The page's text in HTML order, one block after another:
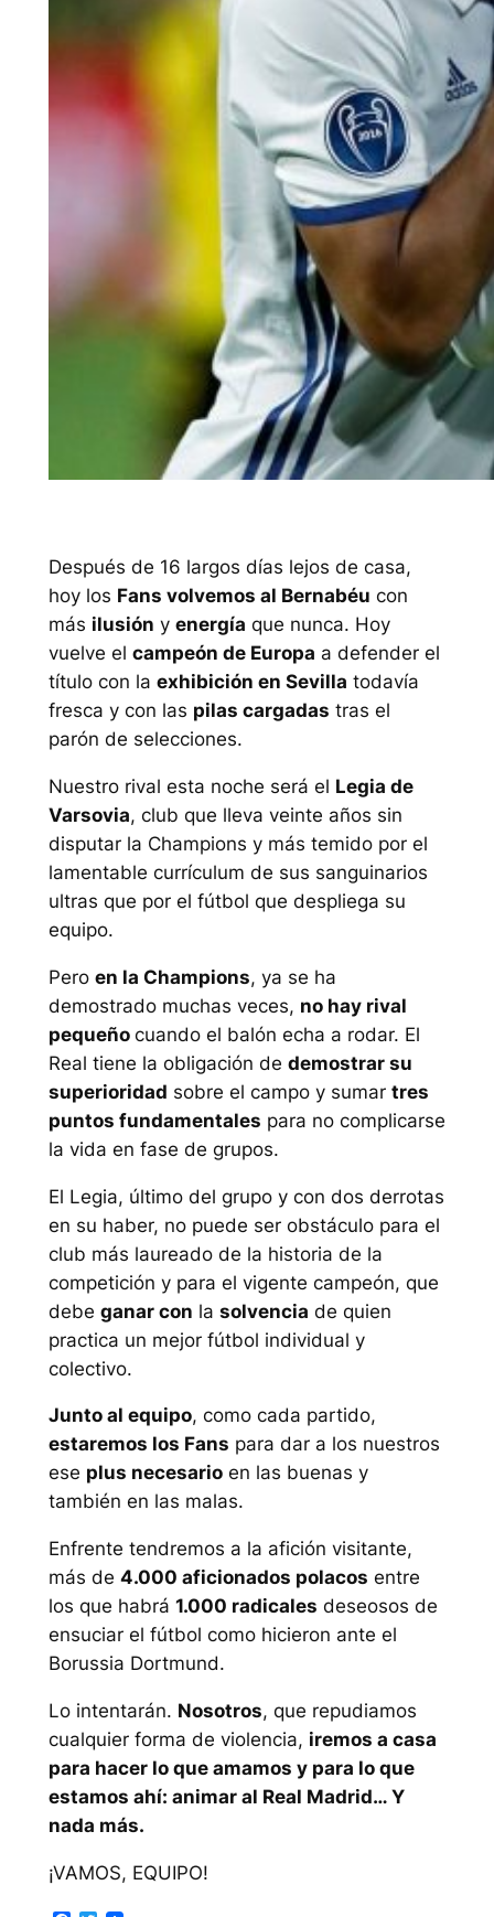
Después de 16 largos días lejos de casa,
hoy los Fans volvemos al Bernabéu con
más ilusión y energía que nunca. Hoy
vuelve el campeón de Europa a defender el
título con la exhibición en Sevilla todavía
fresca y con las pilas cargadas tras el
parón de selecciones.
Nuestro rival esta noche será el Legia de
Varsovia, club que lleva veinte años sin
disputar la Champions y más temido por el
lamentable currículum de sus sanguinarios
ultras que por el fútbol que despliega su
equipo.
Pero en la Champions, ya se ha
demostrado muchas veces, no hay rival
pequeño cuando el balón echa a rodar. El
Real tiene la obligación de demostrar su
superioridad sobre el campo y sumar tres
puntos fundamentales para no complicarse
la vida en fase de grupos.
El Legia, último del grupo y con dos derrotas
en su haber, no puede ser obstáculo para el
club más laureado de la historia de la
competición y para el vigente campeón, que
debe ganar con la solvencia de quien
practica un mejor fútbol individual y
colectivo.
Junto al equipo, como cada partido,
estaremos los Fans para dar a los nuestros
ese plus necesarioen las buenas y
también en las malas.
Enfrente tendremos a la afición visitante,
más de 4.000 aficionados polacos entre
los que habrá 1.000 radicales deseosos de
ensuciar el fútbol como hicieron ante el
Borussia Dortmund.
Lo intentarán. Nosotros, que repudiamos
cualquier forma de violencia, iremos a casa
para hacer lo que amamos y para lo que
estamos ahí: animar al Real Madrid… Y
nada más.
¡VAMOS, EQUIPO!